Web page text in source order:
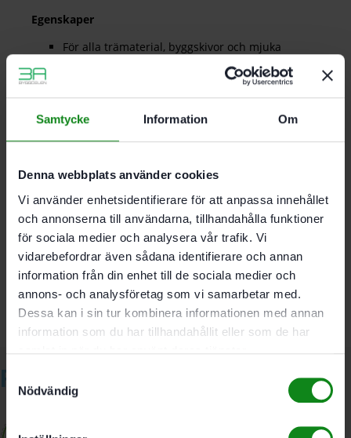
Samtycke Information Om
Denna webbplats använder cookies
Vi använder enhetsidentifierare för att anpassa innehållet
och annonserna till användarna, tillhandahålla funktioner
för sociala medier och analysera vår trafik. Vi
vidarebefordrar även sådana identifierare och annan
information från din enhet till de sociala medier och
annons- och analysföretag som vi samarbetar med.
Dessa kan i sin tur kombinera informationen med annan
information som du har tillhandahållit eller som de har
Samtyckesval
Nödvändig
Egenskaper
För alla trämaterial, byggskivor och mjuka
För HK 85
Diameter 230 mm; Snittbredd 2.5 mm; Borrnings-Ø 30
Det finns inga recensioner än.
Bli först med att recensera ”Festool Standardsågklinga
230×2.5×30 W24”
Du måste varainloggadför att skriva en recension.
Relaterade produkter